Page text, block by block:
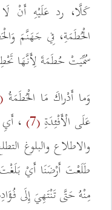
كَلَّا، رد عَلَيْهِ أَنْ لَا
الْحُطَمَةِ، فِي جَهَنَّمَ
سُمِّيَتْ حُطَمَةَ لِأَنَّهَا
وَما أَدْراكَ مَا الْحُطَمَةُ (5)
عَلَى الْأَفْئِدَةِ (7)
، أَيِ
والاطلاع والبلوغ
طَلَعْتَ أَرْضَنَا أَيْ
مِنْهُ حَتَّى تَنْتَهِيَ إِلَى